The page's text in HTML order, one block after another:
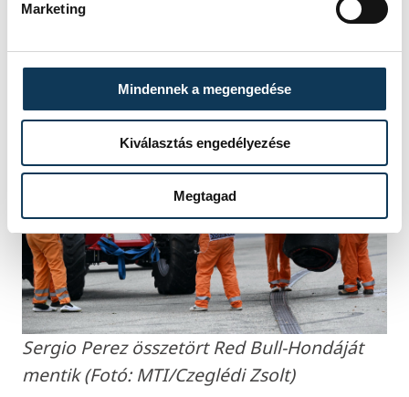
Marketing
Mindennek a megengedése
Kiválasztás engedélyezése
Megtagad
Sergio Perez összetört Red Bull-Hondáját
mentik (Fotó: MTI/Czeglédi Zsolt)